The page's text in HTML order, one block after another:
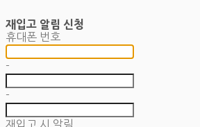
재입고 알림 신청
휴대폰 번호
-
-
재입고 시 알림